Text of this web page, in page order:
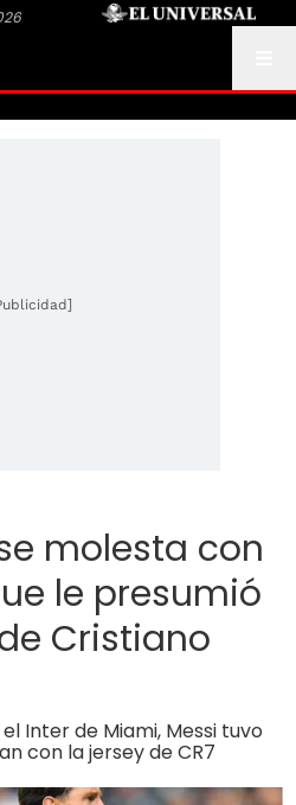
molesta con
le presumió
Cristiano
Inter de Miami, Messi tuvo
con la jersey de CR7